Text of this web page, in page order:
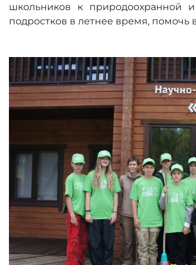
школьников к природоохранной и
подростков в летнее время, помочь